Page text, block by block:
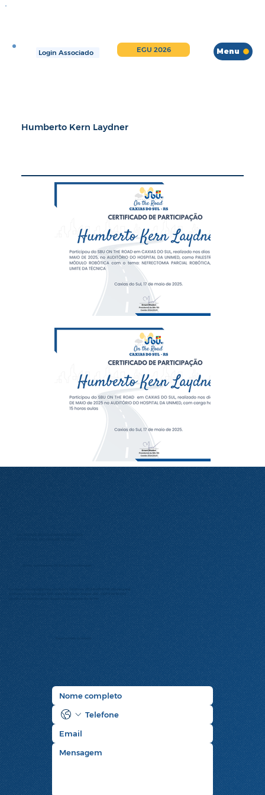
Login Associado EGU 2026 Menu
Humberto Kern Laydner
SOCIEDADE BRASILEIRA DE UROLOGIA
(SECCIONAL RIO GRANDE DO SUL)
urologia@amrigs.com.br
| Telefone: (51) 98425-9746 (Rosangela)
Endereço: Av. Ipiranga, 5311 – Sala 105 – Porto Alegre – RS – CEP 90610-001
Horário de atendimento: Segunda à sexta das 8h às 14h
Diretor presidente: Dr. Ernani Luis Rhoden
Faça contato conosco